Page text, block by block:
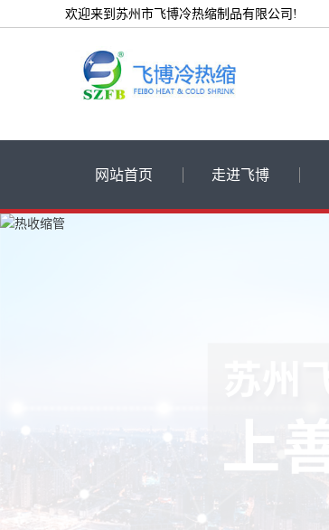
欢迎来到苏州市飞博冷热缩制品有限公司!
网站首页 走进飞博